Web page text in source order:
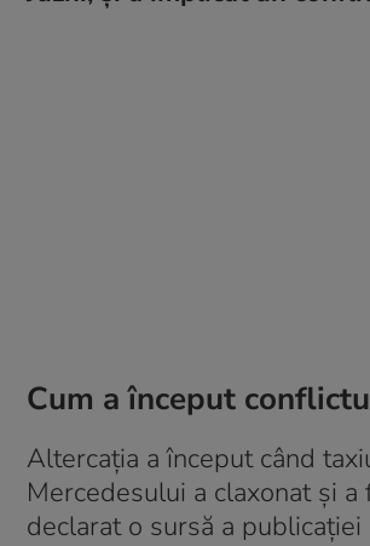
Cum a început
Altercația a început când
Mercedesului a claxonat și
declarat o sursă a publicației